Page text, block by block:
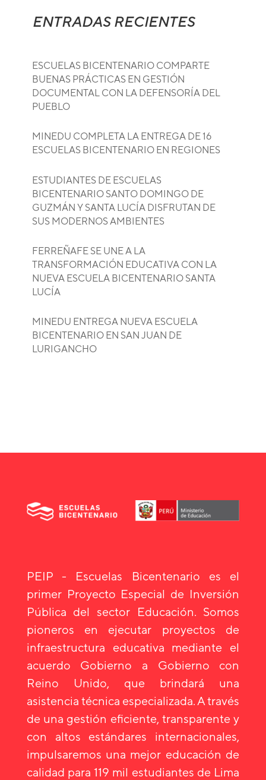
ENTRADAS RECIENTES
ESCUELAS BICENTENARIO COMPARTE
BUENAS PRÁCTICAS EN GESTIÓN
DOCUMENTAL CON LA DEFENSORÍA DEL
PUEBLO
MINEDU COMPLETA LA ENTREGA DE 16
ESCUELAS BICENTENARIO EN REGIONES
ESTUDIANTES DE ESCUELAS
BICENTENARIO SANTO DOMINGO DE
GUZMÁN Y SANTA LUCÍA DISFRUTAN DE
SUS MODERNOS AMBIENTES
FERREÑAFE SE UNE A LA
TRANSFORMACIÓN EDUCATIVA CON LA
NUEVA ESCUELA BICENTENARIO SANTA
LUCÍA
MINEDU ENTREGA NUEVA ESCUELA
BICENTENARIO EN SAN JUAN DE
LURIGANCHO
PEIP - Escuelas Bicentenario es el
primer Proyecto Especial de Inversión
Pública del sector Educación. Somos
pioneros en ejecutar proyectos de
infraestructura educativa mediante el
acuerdo Gobierno a Gobierno con
Reino Unido, que brindará una
asistencia técnica especializada. A través
de una gestión eficiente, transparente y
con altos estándares internacionales,
impulsaremos una mejor educación de
calidad para 119 mil estudiantes de Lima